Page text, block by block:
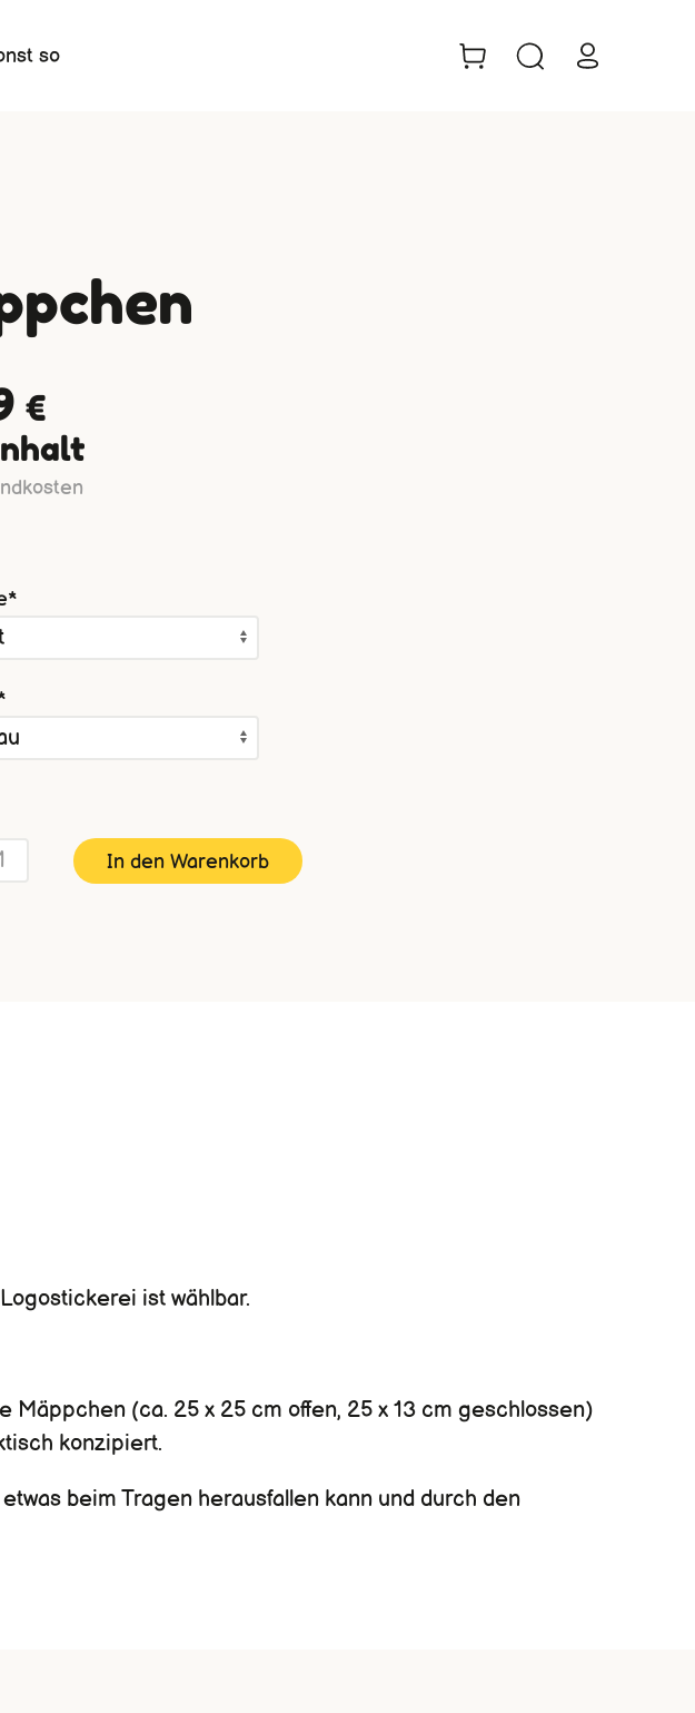
so
€
*
ist wählbar.
(ca. 25 x 25 cm offen, 25 x 13 cm geschlossen)
konzipiert.
beim Tragen herausfallen kann und durch den